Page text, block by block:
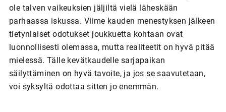
ole talven vaikeuksien jäljiltä vielä läheskään
parhaassa iskussa. Viime kauden menestyksen jälkeen
tietynlaiset odotukset joukkuetta kohtaan ovat
luonnollisesti olemassa, mutta realiteetit on hyvä pitää
mielessä. Tälle kevätkaudelle sarjapaikan
säilyttäminen on hyvä tavoite, ja jos se saavutetaan,
voi syksyltä odottaa sitten jo enemmän.